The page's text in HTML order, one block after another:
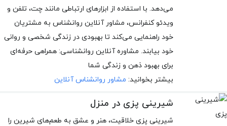
می‌دهد. با استفاده از ابزارهای ارتباطی مانند چت، تلفن و
ویدئو کنفرانس، مشاور آنلاین روانشناس به مشتریان
خود راهنمایی می‌کند تا بهبودی در زندگی شخصی و روانی
خود بیابند. مشاوره آنلاین روانشناسی: همراهی حرفه‌ای
برای بهبود ذهن و زندگی شما
بیشتر بخوانید: مشاور روانشناس آنلاین
شیرینی پزی در منزل
شیرینی پزی خلاقیت، هنر و عشق به طعم‌های شیرین را